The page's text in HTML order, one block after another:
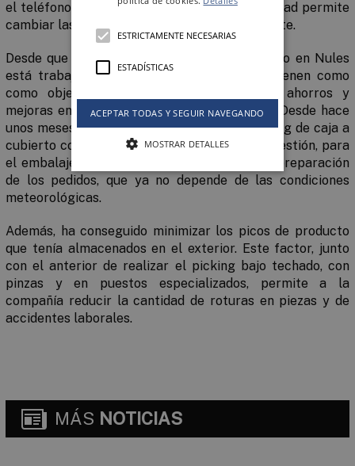
el teléfono para enviar notificaciones. Truckload permite
cambiar las citas tantas veces como se necesite.
Desde que el grupo renovó su centro logístico en Nules
está trabajando en diversos aspectos que tienen como
como objetivo implementar una serie de ahorros y
mejoras en el servicio que ofrece al cliente. Desde hace
unos meses, la compañía realizatodo el picking de caja a
cubierto con los beneficios, que tiene esta cuestión, para
el embalaje del producto y la capacidad de preparación
de los pedidos, que ya no depende de las condiciones
meteorológicas.
Además, ha conseguido minimizar los picos de producto
que tenía almacenados en el exterior. Este factor, junto
con el anterior de realizar el picking bajo techado, con
pinzas y en puestos especializados, permite a la
compañía reducir la cantidad de roturas en piezas y de
accidentes laborales.
MÁS NOTICIAS
ESTRICTAMENTE NECESARIAS
ESTADÍSTICAS
ACEPTAR TODAS Y SEGUIR NAVEGANDO
MOSTRAR DETALLES